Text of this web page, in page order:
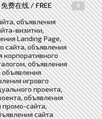
费在线 / FREE
6
объявления
визитки,
Landing Page,
сайта, объявления
корпоративного
объявления
игровго
проекта,
объявления
промо-сайта,
сайта